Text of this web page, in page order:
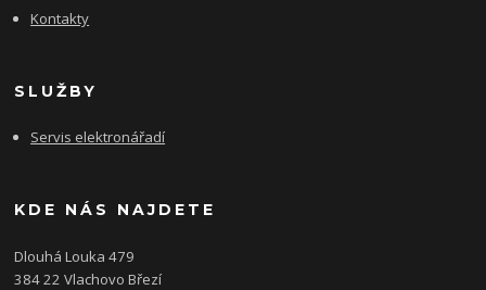
Kontakty
SLUŽBY
Servis elektronářadí
KDE NÁS NAJDETE
Dlouhá Louka 479
384 22 Vlachovo Březí